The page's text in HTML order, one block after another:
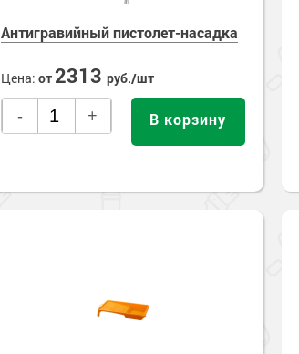
Антигравийный пистолет-насадка
Цена: от2313 руб./шт
- + В корзину